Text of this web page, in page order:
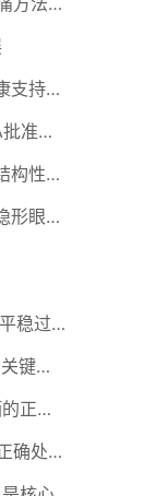
2026年技术如何改变心理健康支持的获取方式
2025年度索引：100款获FDA批准的AI驱动医疗设备
2026年纽约瓣膜会议将发布结构性心脏病最新研究成果
2026年第二季度舒适款日抛隐形眼镜推荐，优瞳主打长效佩戴体验
宝宝转奶选奶粉：三大维度助平稳过渡
鼻中隔偏曲术后多久能恢复？关键看这几点
酒后头疼自救指南：科学解酒的正确打开方式
急性肠胃炎黄金4小时自救：正确处置与误区避坑关键